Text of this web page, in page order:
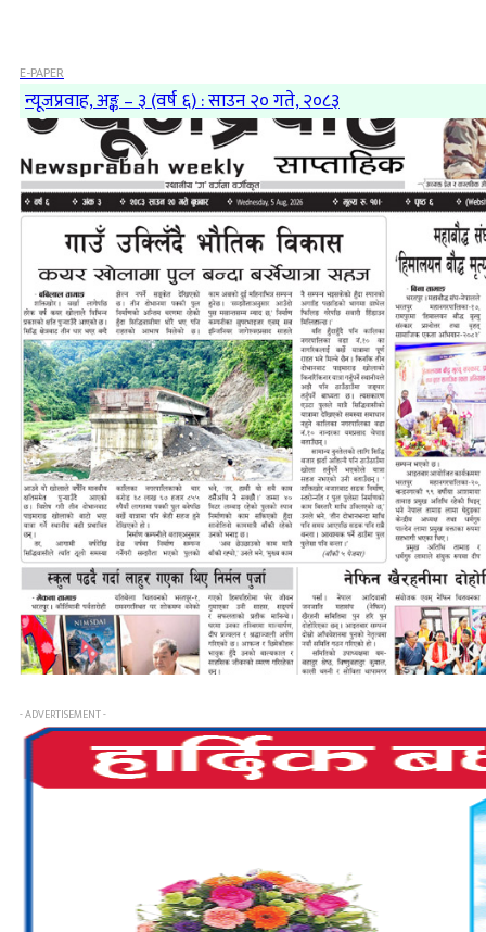
E-PAPER
न्यूजप्रवाह, अङ्क – ३ (वर्ष ६) : साउन २० गते, २०८३
- ADVERTISEMENT -